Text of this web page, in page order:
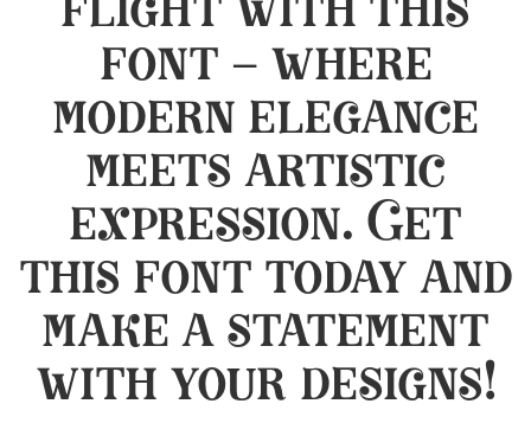
flight with this
font — where
modern elegance
meets artistic
expression. Get
this font today and
make a statement
with your designs!